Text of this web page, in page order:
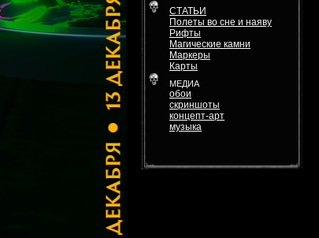
СТАТЬИ
Полеты во сне и наяву
Рифты
Магические камни
Маркеры
Карты
МЕДИА
обои
скриншоты
концепт-арт
музыка